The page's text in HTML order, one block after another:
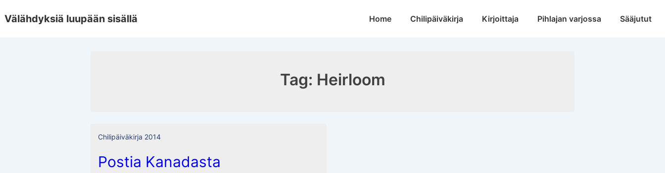
Skip
Välähdyksiä luupään sisällä
MainHome Chilipäiväkirja Kirjoittaja Pihlajan varjossa Sääjutut
Tag: Heirloom
Chilipäiväkirja 2014
Postia Kanadasta